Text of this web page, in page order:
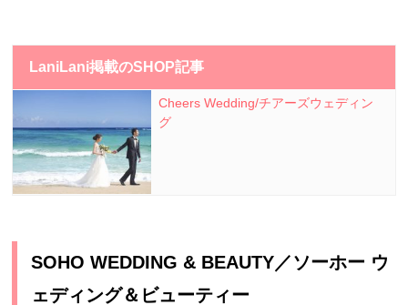
LaniLani掲載のSHOP記事
Cheers Wedding/チアーズウェディン
グ
SOHO WEDDING & BEAUTY／ソーホー ウ
ェディング＆ビューティー